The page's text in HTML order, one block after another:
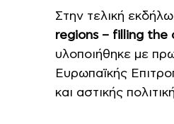
Στην τελική
regions – filling the
υλοποιήθηκε με
Ευρωπαϊκής
και αστικής